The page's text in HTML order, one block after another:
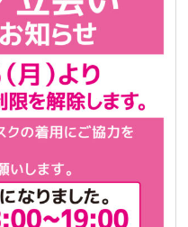
すもの
約